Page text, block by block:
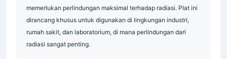
memerlukan perlindungan maksimal terhadap radiasi. Plat ini
dirancang khusus untuk digunakan di lingkungan industri,
rumah sakit, dan laboratorium, di mana perlindungan dari
radiasi sangat penting.